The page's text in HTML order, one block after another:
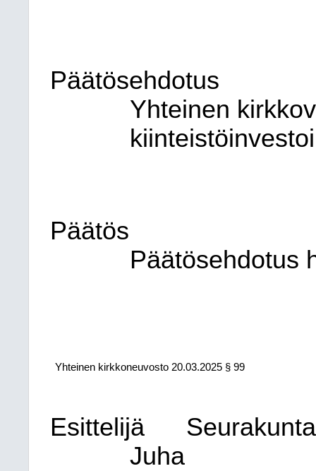
Päätösehdotus
Yhteinen
Päätös
Päätösehdotus
Yhteinen kirkkoneuvosto 20.03.2025 § 99
Esittelijä
Juha